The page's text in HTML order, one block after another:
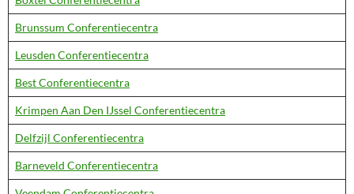
Brunssum Conferentiecentra
Leusden Conferentiecentra
Best Conferentiecentra
Krimpen Aan Den IJssel Conferentiecentra
Delfzijl Conferentiecentra
Barneveld Conferentiecentra